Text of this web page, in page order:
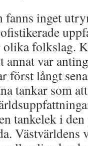
fanns inget
folkslag.
annat var
först långt
tankar som
tankelek i
Västvärldens